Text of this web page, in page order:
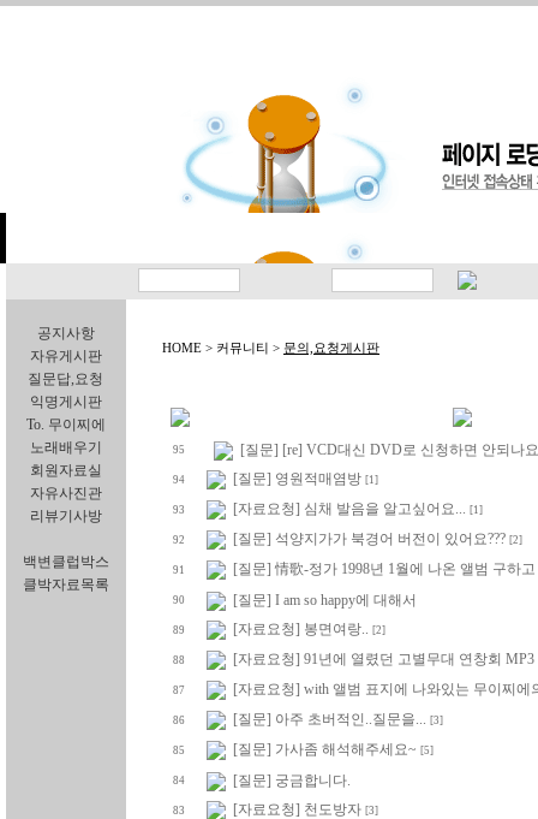
공지사항
자유게시판
질문답,요청
익명게시판
To. 무이찌에
노래배우기
회원자료실
자유사진관
리뷰기사방
백변클럽박스
클박자료목록
HOME > 커뮤니티 > 문의,요청게시판
95 [질문] [re] VCD대신 DVD로 신청하면 안되나요
94 [질문] 영원적매염방 [1]
93 [자료요청] 심채 발음을 알고싶어요... [1]
92 [질문] 석양지가가 북경어 버전이 있어요??? [2]
91 [질문] 情歌-정가 1998년 1월에 나온 앨범 구하
90 [질문] I am so happy에 대해서
89 [자료요청] 봉면여랑.. [2]
88 [자료요청] 91년에 열렸던 고별무대 연창회
87 [자료요청] with 앨범 표지에 나와있는 무이찌
86 [질문] 아주 초버적인..질문을... [3]
85 [질문] 가사좀 해석해주세요~ [5]
84 [질문] 궁금합니다.
83 [자료요청] 천도방자 [3]